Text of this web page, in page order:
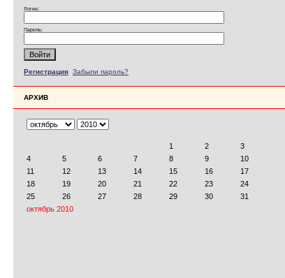
Логин:
Пароль:
Регистрация Забыли пароль?
АРХИВ